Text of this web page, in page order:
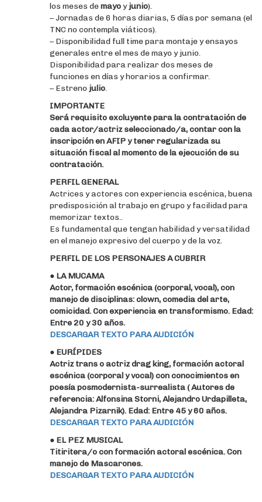
los meses demayoyjunio).
– Jornadas de 6 horas diarias, 5 días por semana (el
TNC no contempla viáticos).
– Disponibilidad full time para montaje y ensayos
generales entre el mes de mayo y junio.
Disponibilidad para realizar dos meses de
funciones en días y horarios a confirmar.
– Estreno julio.
IMPORTANTE
Será requisito excluyente para la contratación de
cada actor/actriz seleccionado/a, contar con la
inscripción en AFIP y tener regularizada su
situación fiscal al momento de la ejecución de su
contratación.
PERFIL GENERAL
Actrices y actores con experiencia escénica, buena
predisposición al trabajo en grupo y facilidad para
memorizar textos..
Es fundamental que tengan habilidad y versatilidad
en el manejo expresivo del cuerpo y de la voz.
PERFIL DE LOS PERSONAJES A CUBRIR
● LA MUCAMA
Actor, formación escénica (corporal, vocal), con
manejo de disciplinas: clown, comedia del arte,
comicidad. Con experiencia en transformismo. Edad:
Entre 20 y 30 años.
DESCARGAR TEXTO PARA AUDICIÓN
● EURÍPIDES
Actriz trans o actriz drag king, formación actoral
escénica (corporal y vocal) con conocimientos en
poesía posmodernista-surrealista ( Autores de
referencia: Alfonsina Storni, Alejandro Urdapilleta,
Alejandra Pizarnik). Edad: Entre 45 y 60 años.
DESCARGAR TEXTO PARA AUDICIÓN
● EL PEZ MUSICAL
Titiritera/o con formación actoral escénica. Con
manejo de Mascarones.
DESCARGAR TEXTO PARA AUDICIÓN